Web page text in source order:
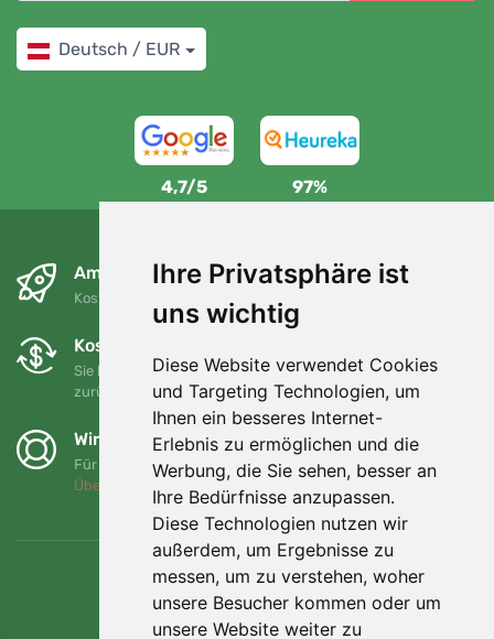
Ihre Privatsphäre ist
uns wichtig
Diese Website verwendet Cookies
und Targeting Technologien, um
Ihnen ein besseres Internet-
Erlebnis zu ermöglichen und die
Werbung, die Sie sehen, besser an
Ihre Bedürfnisse anzupassen.
Diese Technologien nutzen wir
außerdem, um Ergebnisse zu
messen, um zu verstehen, woher
unsere Besucher kommen oder um
unsere Website weiter zu
Deutsch / EUR
4,7/5 97%
Am nächsten Tag und kostenlos
Kostenloser Versand für Bestellungen über 80 EUR
Kostenloser Umtausch und Rückgabe
Sie können Ihre Bestellung jederzeit innerhalb von 90 Tagen
zurückgeben oder umtauschen.
Wir unterstützen Trees.org
Für jede Bestellung pflanzen wir einen Baum! Mehr lesen
Über uns